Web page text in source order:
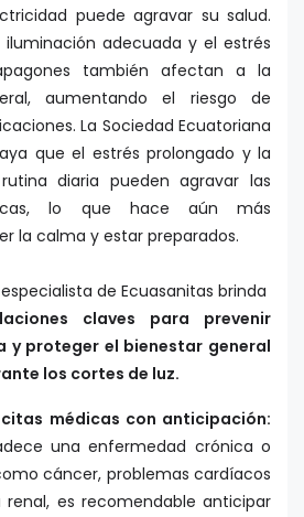
puede agravar su salud.
adecuada y el estrés
también afectan a la
aumentando el riesgo de
La Sociedad Ecuatoriana
que el estrés prolongado y la
diaria pueden agravar las
lo que hace aún más
la calma y estar preparados.
de Ecuasanitas brinda
claves para prevenir
y proteger el bienestar general
los cortes de luz.
médicas con anticipación:
una enfermedad crónica o
cáncer, problemas cardíacos
renal, es recomendable anticipar